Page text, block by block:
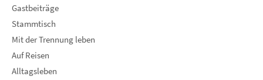
Gastbeiträge
Stammtisch
Mit der Trennung leben
Auf Reisen
Alltagsleben